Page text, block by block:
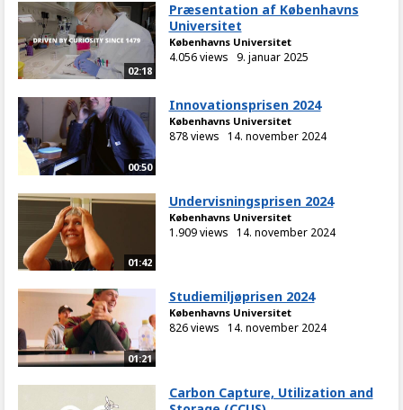
02:18
Præsentation af Københavns
Universitet
Københavns Universitet
4.056 views 9. januar 2025
00:50
Innovationsprisen 2024
Københavns Universitet
878 views 14. november 2024
01:42
Undervisningsprisen 2024
Københavns Universitet
1.909 views 14. november 2024
01:21
Studiemiljøprisen 2024
Københavns Universitet
826 views 14. november 2024
Carbon Capture, Utilization and